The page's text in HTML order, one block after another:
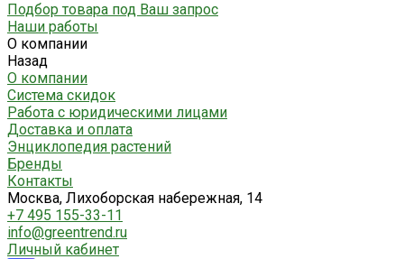
Подбор товара под Ваш запрос
Наши работы
О компании
Назад
О компании
Система скидок
Работа с юридическими лицами
Доставка и оплата
Энциклопедия растений
Бренды
Контакты
Москва, Лихоборская набережная, 14
+7 495 155-33-11
info@greentrend.ru
Личный кабинет